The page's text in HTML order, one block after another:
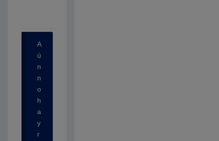
A
ú
n
n
o
h
a
y
r